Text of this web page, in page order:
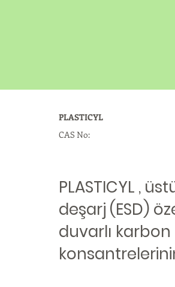
PLASTICYL
CAS No:
PLASTICYL ,
deşarj (ESD)
duvarlı